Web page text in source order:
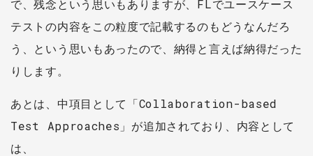
で、残念という思いもありますが、FLでユースケース
テストの内容をこの粒度で記載するのもどうなんだろ
う、という思いもあったので、納得と言えば納得だった
りします。
あとは、中項目として「Collaboration-based
Test Approaches」が追加されており、内容として
は、